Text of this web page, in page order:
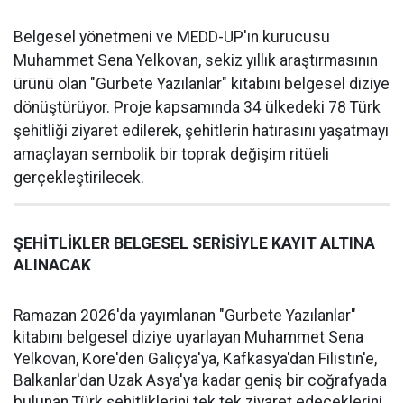
Belgesel yönetmeni ve MEDD-UP'ın kurucusu
Muhammet Sena Yelkovan, sekiz yıllık araştırmasının
ürünü olan "Gurbete Yazılanlar" kitabını belgesel diziye
dönüştürüyor. Proje kapsamında 34 ülkedeki 78 Türk
şehitliği ziyaret edilerek, şehitlerin hatırasını yaşatmayı
amaçlayan sembolik bir toprak değişim ritüeli
gerçekleştirilecek.
ŞEHİTLİKLER BELGESEL SERİSİYLE KAYIT ALTINA
ALINACAK
Ramazan 2026'da yayımlanan "Gurbete Yazılanlar"
kitabını belgesel diziye uyarlayan Muhammet Sena
Yelkovan, Kore'den Galiçya'ya, Kafkasya'dan Filistin'e,
Balkanlar'dan Uzak Asya'ya kadar geniş bir coğrafyada